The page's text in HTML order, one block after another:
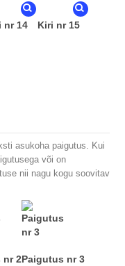
nr 14 Kiri nr 15
asukoha paigutus. Kui
või on
nii nagu kogu soovitav
nr 2Paigutus nr 3